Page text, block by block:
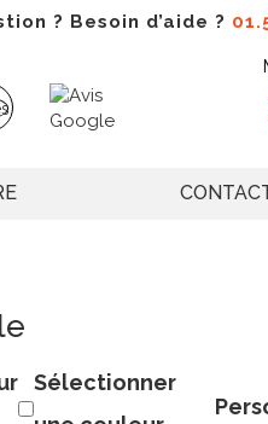
? Besoin d’aide ?
Sélectionner